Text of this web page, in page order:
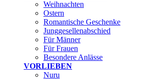
Weihnachten
Ostern
Romantische Geschenke
Junggesellenabschied
Für Männer
Für Frauen
Besondere Anlässe
VORLIEBEN
Nuru